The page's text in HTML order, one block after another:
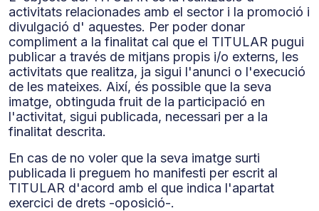
activitats relacionades amb el sector i la promoció i
divulgació d' aquestes. Per poder donar
compliment a la finalitat cal que el TITULAR pugui
publicar a través de mitjans propis i/o externs, les
activitats que realitza, ja sigui l'anunci o l'execució
de les mateixes. Així, és possible que la seva
imatge, obtinguda fruit de la participació en
l'activitat, sigui publicada, necessari per a la
finalitat descrita.
En cas de no voler que la seva imatge surti
publicada li preguem ho manifesti per escrit al
TITULAR d'acord amb el que indica l'apartat
exercici de drets -oposició-.